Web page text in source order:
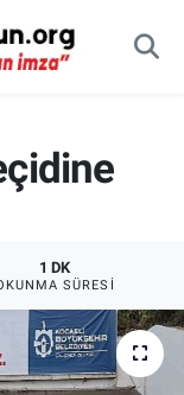
1 DK
SÜRESI